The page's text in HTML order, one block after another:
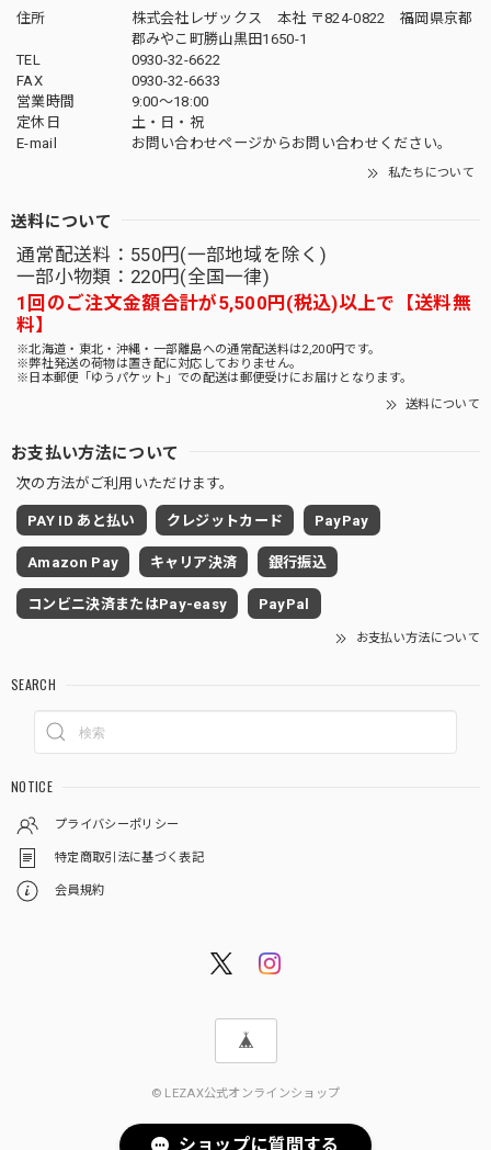
住所
株式会社レザックス 本社 〒824-0822 福岡県京都
郡みやこ町勝山黒田1650-1
TEL
0930-32-6622
FAX
0930-32-6633
営業時間
9:00〜18:00
定休日
土・日・祝
E-mail
お問い合わせページからお問い合わせください。
私たちについて
送料について
通常配送料：550円(一部地域を除く)
一部小物類：220円(全国一律)
1回のご注文金額合計が5,500円(税込)以上で【送料無
料】
※北海道・東北・沖縄・一部離島への通常配送料は2,200円です。
※弊社発送の荷物は置き配に対応しておりません。
※日本郵便「ゆうパケット」での配送は郵便受けにお届けとなります。
送料について
お支払い方法について
次の方法がご利用いただけます。
PAY ID あと払い クレジットカード PayPay
Amazon Pay キャリア決済 銀行振込
コンビニ決済またはPay-easy PayPal
お支払い方法について
SEARCH
NOTICE
プライバシーポリシー
特定商取引法に基づく表記
会員規約
© LEZAX公式オンラインショップ
ショップに質問する